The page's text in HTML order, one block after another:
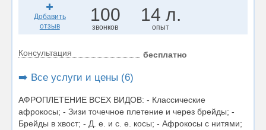
Добавить
отзыв
100
звонков
14 л.
опыт
Консультация бесплатно
➡️ Все услуги и цены (6)
АФРОПЛЕТЕНИЕ ВСЕХ ВИДОВ: - Классические
афрокосы; - Зизи точечное плетение и через брейды; -
Брейды в хвост; - Д. е. и с. е. косы; - Афрокосы с нитями;